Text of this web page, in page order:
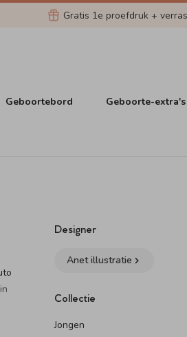
Gratis 1e proefdruk +
Geboortebord Geboorte-extra's
Designer
Anet illustratie
Collectie
Jongen